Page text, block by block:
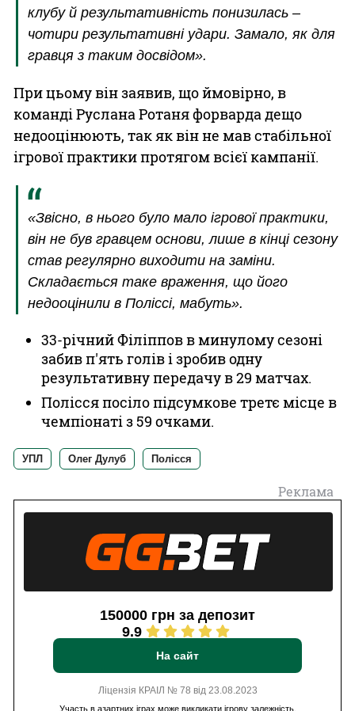
клубу й результативність понизилась –
чотири результативні удари. Замало, як для
гравця з таким досвідом».
При цьому він заявив, що ймовірно, в
команді Руслана Ротаня форварда дещо
недооцінюють, так як він не мав стабільної
ігрової практики протягом всієї кампанії.
«Звісно, в нього було мало ігрової практики,
він не був гравцем основи, лише в кінці сезону
став регулярно виходити на заміни.
Складається таке враження, що його
недооцінили в Поліссі, мабуть».
33-річний Філіппов в минулому сезоні
забив п'ять голів і зробив одну
результативну передачу в 29 матчах.
Полісся посіло підсумкове третє місце в
чемпіонаті з 59 очками.
УПЛ Олег Дулуб Полісся
Реклама
150000 грн за депозит
9.9
На сайт
Ліцензія КРАІЛ № 78 від 23.08.2023
Участь в азартних іграх може викликати ігрову залежність.